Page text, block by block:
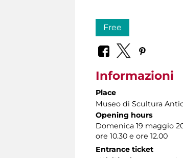
Free
Informazioni
Place
Museo di Scultura
Opening hours
Domenica 19 maggio
ore 10.30 e ore 12.00
Entrance ticket